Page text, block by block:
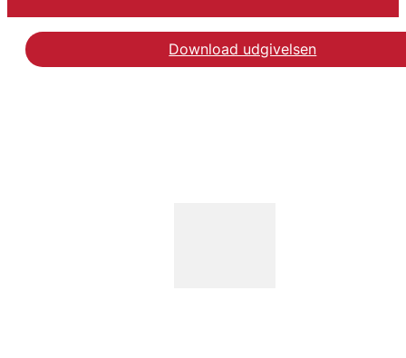
Download udgivelsenSe blogindlægget hos